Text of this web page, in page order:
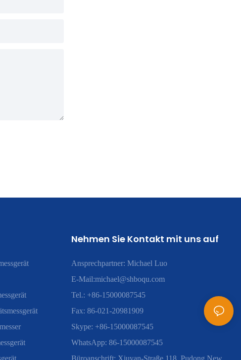
Nehmen Sie Kontakt mit uns auf
Ansprechpartner: Michael Luo
E-Mail:michael@shboqu.com
Tel.: +86-15000087545
Fax: 86-021-20981909
Skype: +86-15000087545
WhatsApp: 86-15000087545